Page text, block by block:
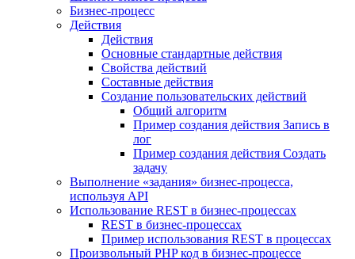
Бизнес-процесс
Действия
Действия
Основные стандартные действия
Свойства действий
Составные действия
Создание пользовательских действий
Общий алгоритм
Пример создания действия Запись в
лог
Пример создания действия Создать
задачу
Выполнение «задания» бизнес-процесса,
используя API
Использование REST в бизнес-процессах
REST в бизнес-процессах
Пример использования REST в процессах
Произвольный PHP код в бизнес-процессе